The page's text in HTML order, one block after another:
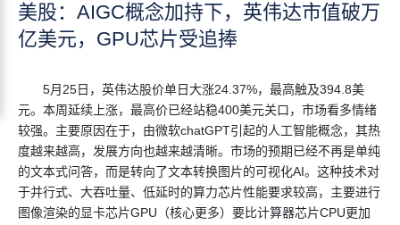
美股：AIGC概念加持下，英伟达市值破万
亿美元，GPU芯片受追捧
5月25日，英伟达股价单日大涨24.37%，最高触及394.8美
元。本周延续上涨，最高价已经站稳400美元关口，市场看多情绪
较强。主要原因在于，由微软chatGPT引起的人工智能概念，其热
度越来越高，发展方向也越来越清晰。市场的预期已经不再是单纯
的文本式问答，而是转向了文本转换图片的可视化AI。这种技术对
于并行式、大吞吐量、低延时的算力芯片性能要求较高，主要进行
图像渲染的显卡芯片GPU（核心更多）要比计算器芯片CPU更加